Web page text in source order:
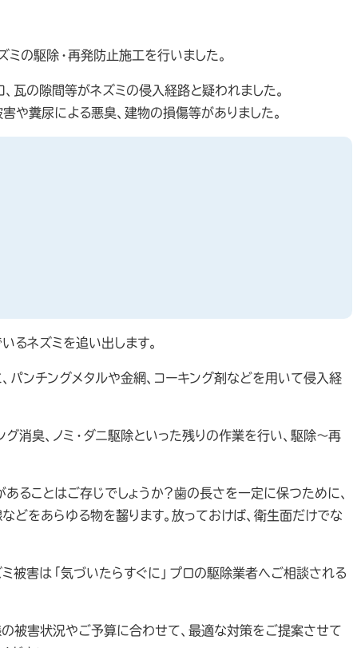
の駆除・再発防止施工を行いました。
瓦の隙間等がネズミの侵入経路と疑われました。
や糞尿による悪臭、建物の損傷等がありました。
るネズミを追い出します。
パンチングメタルや金網、コーキング剤などを用いて侵入経
グ消臭、ノミ・ダニ駆除といった残りの作業を行い、駆除～再
ることはご存じでしょうか？歯の長さを一定に保つために、
どをあらゆる物を齧ります。放っておけば、衛生面だけでな
被害は「気づいたらすぐに」プロの駆除業者へご相談される
の被害状況やご予算に合わせて、最適な対策をご提案させて